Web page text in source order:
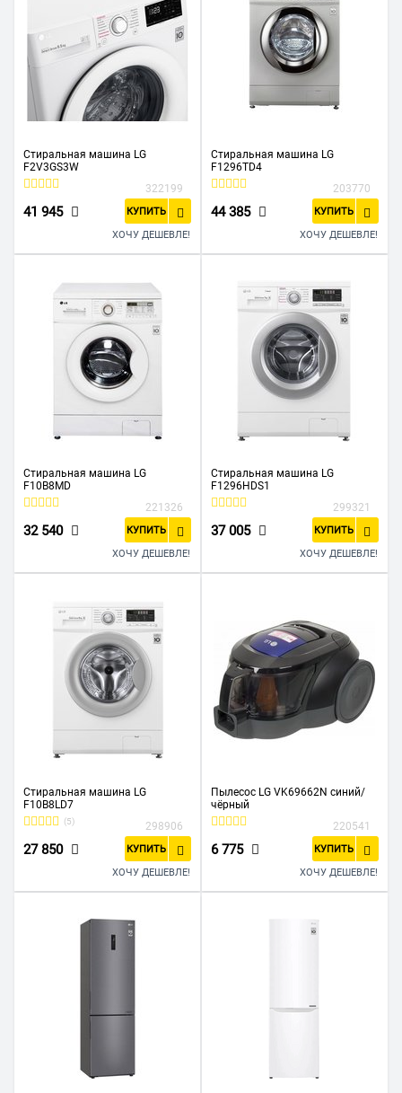
Стиральная машина LG
F2V3GS3W
322199
41 945 КУПИТЬ
ХОЧУ ДЕШЕВЛЕ!
Стиральная машина LG
F1296TD4
203770
44 385 КУПИТЬ
ХОЧУ ДЕШЕВЛЕ!
Стиральная машина LG
F10B8MD
221326
32 540 КУПИТЬ
ХОЧУ ДЕШЕВЛЕ!
Стиральная машина LG
F1296HDS1
299321
37 005 КУПИТЬ
ХОЧУ ДЕШЕВЛЕ!
Стиральная машина LG
F10B8LD7
(5) 298906
27 850 КУПИТЬ
ХОЧУ ДЕШЕВЛЕ!
Пылесос LG VK69662N синий/
чёрный
220541
6 775 КУПИТЬ
ХОЧУ ДЕШЕВЛЕ!